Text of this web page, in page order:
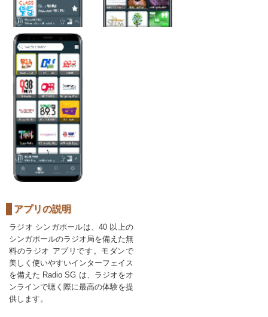
アプリの説明
ラジオ シンガポールは、40 以上の
シンガポールのラジオ局を備えた無
料のラジオ アプリです。モダンで
美しく使いやすいインターフェイス
を備えた Radio SG は、ラジオをオ
ンラインで聴く際に最高の体験を提
供します。